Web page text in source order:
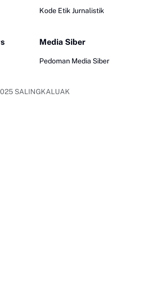
Kode Etik Jurnalistik
Media Siber
Pedoman Media Siber
SALINGKALUAK